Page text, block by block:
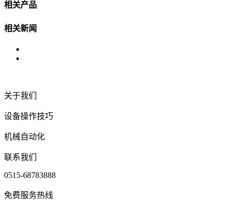
相关产品
相关新闻
关于我们
设备操作技巧
机械自动化
联系我们
0515-68783888
免费服务热线